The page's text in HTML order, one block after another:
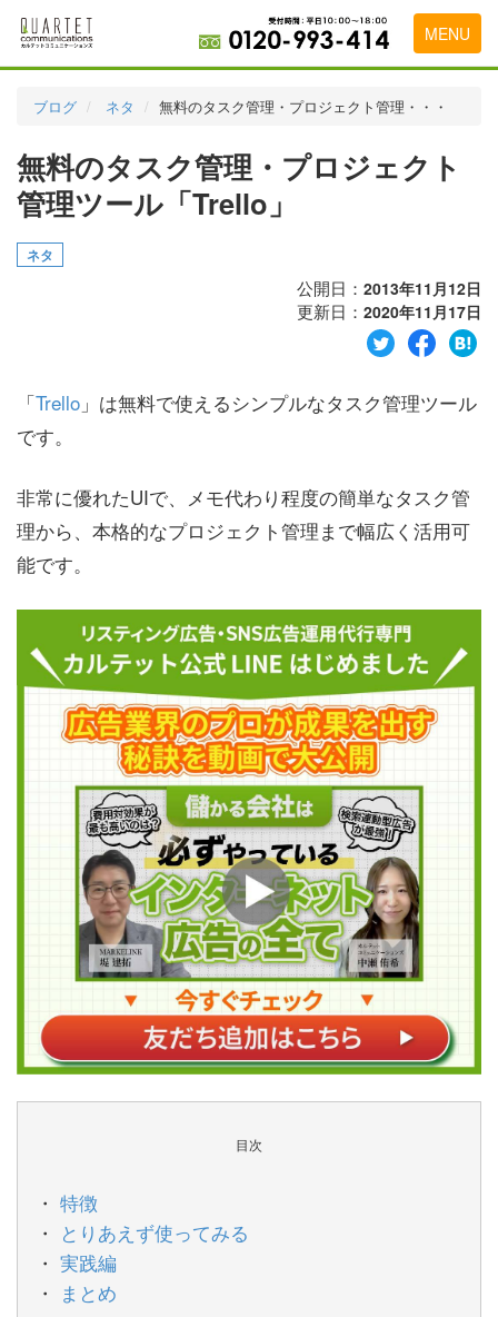
MENU
実績・お客様の声
代理店の乗り換えをお考えの方
会社概要
お問い合わせ
ブログ ネタ 無料のタスク管理・プロジェクト管理・・・
無料のタスク管理・プロジェクト
管理ツール「Trello」
ネタ
公開日： 2013年11月12日
更新日： 2020年11月17日
「Trello 」は無料で使えるシンプルなタスク管理ツール
です。
非常に優れたUIで、メモ代わり程度の簡単なタスク管
理から、本格的なプロジェクト管理まで幅広く活用可
能です。
目次
特徴
とりあえず使ってみる
実践編
まとめ